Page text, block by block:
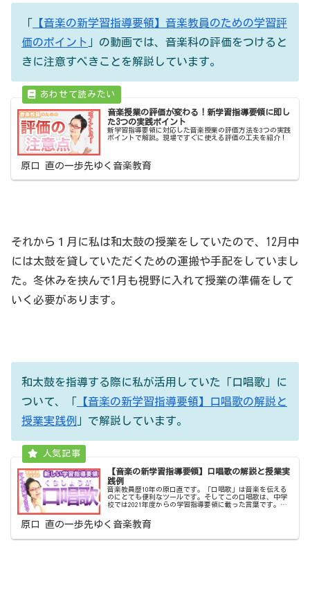
「 【音楽の新学習指導要領】音楽教員のための学習評
価のポイント 」の動画では、音楽科の評価をつけると
きに注意すべきことを解説しています。
音楽授業の評価が変わる！新学習指導要領に即し
た3つの実践ポイント
新学習指導要領に対応した音楽授業の評価方法を3つの実践
ポイントで解説。現場ですぐに使える評価の工夫を紹介！
原口 直の一歩先ゆく音楽教育
それから１月に私は和太鼓の授業をしていたので、12月中
には太鼓を貸していただくための運搬や手配をしていまし
た。冬休みを挟んで1月も視野に入れて授業の準備をして
いく必要があります。
和太鼓を指導する際に私が活用していた「口唱歌」に
ついて、「 【音楽の新学習指導要領】口唱歌の解説と
授業実践例 」で解説しています。
【音楽の新学習指導要領】口唱歌の解説と授業実
践例
音楽教員歴10年の原口直です。「口唱歌」は音楽を伝える
のにとても便利なツールです。そしてこの口唱歌は、中学
校では2021年度からの学習指導要領に載った言葉です。新
新学習指導要領】音楽教員...
原口 直の一歩先ゆく音楽教育